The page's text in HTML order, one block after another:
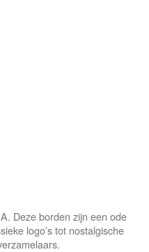
Deze borden zijn een ode
logo’s tot nostalgische